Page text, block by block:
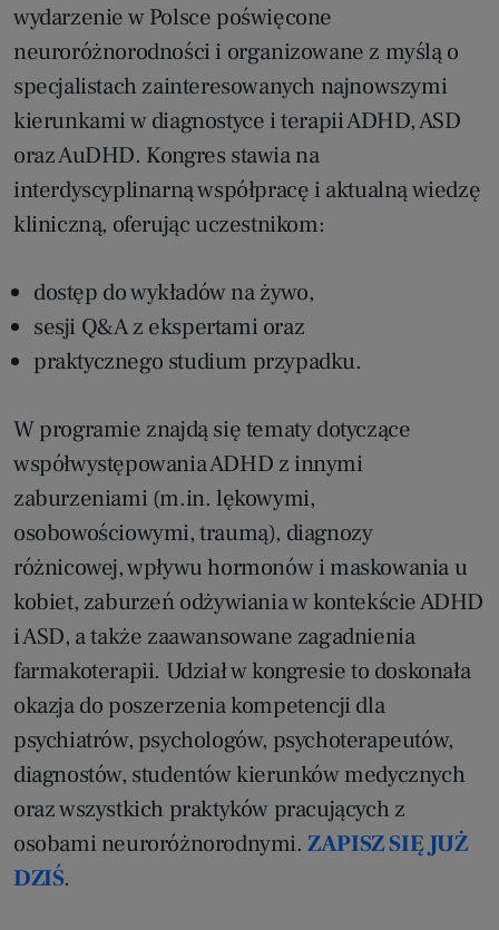
wydarzenie w Polsce poświęcone
neuroróżnorodności i organizowane z myślą o
specjalistach zainteresowanych najnowszymi
kierunkami w diagnostyce i terapii ADHD, ASD
oraz AuDHD. Kongres stawia na
interdyscyplinarną współpracę i aktualną wiedzę
kliniczną, oferując uczestnikom:
dostęp do wykładów na żywo,
sesji Q&A z ekspertami oraz
praktycznego studium przypadku.
W programie znajdą się tematy dotyczące
współwystępowania ADHD z innymi
zaburzeniami (m.in. lękowymi,
osobowościowymi, traumą), diagnozy
różnicowej, wpływu hormonów i maskowania u
kobiet, zaburzeń odżywiania w kontekście ADHD
i ASD, a także zaawansowane zagadnienia
farmakoterapii. Udział w kongresie to doskonała
okazja do poszerzenia kompetencji dla
psychiatrów, psychologów, psychoterapeutów,
diagnostów, studentów kierunków medycznych
oraz wszystkich praktyków pracujących z
osobami neuroróżnorodnymi.ZAPISZ SIĘ JUŻ
DZIŚ.